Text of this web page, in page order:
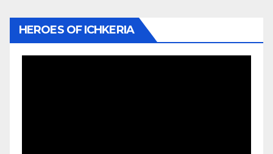
HEROES OF ICHKERIA